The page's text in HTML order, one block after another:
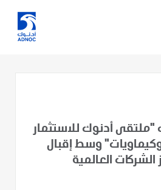
أدنوك للاستثمار
وسط إقبال
العالمية